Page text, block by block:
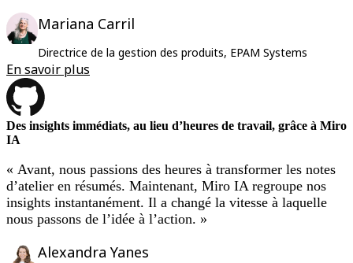
Mariana Carril
Directrice de la gestion des produits, EPAM Systems
En savoir plus
Des insights immédiats, au lieu d’heures de travail, grâce à Miro
IA
« Avant, nous passions des heures à transformer les notes
d’atelier en résumés. Maintenant, Miro IA regroupe nos
insights instantanément. Il a changé la vitesse à laquelle
nous passons de l’idée à l’action. »
Alexandra Yanes